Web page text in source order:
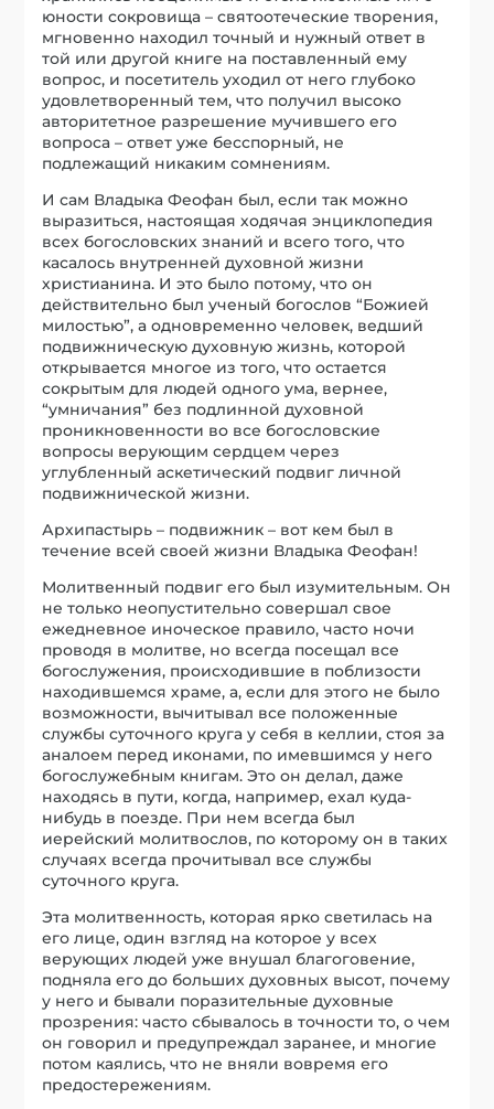
юности сокровища – святоотеческие творения,
мгновенно находил точный и нужный ответ в
той или другой книге на поставленный ему
вопрос, и посетитель уходил от него глубоко
удовлетворенный тем, что получил высоко
авторитетное разрешение мучившего его
вопроса – ответ уже бесспорный, не
подлежащий никаким сомнениям.
И сам Владыка Феофан был, если так можно
выразиться, настоящая ходячая энциклопедия
всех богословских знаний и всего того, что
касалось внутренней духовной жизни
христианина. И это было потому, что он
действительно был ученый богослов “Божией
милостью”, а одновременно человек, ведший
подвижническую духовную жизнь, которой
открывается многое из того, что остается
сокрытым для людей одного ума, вернее,
“умничания” без подлинной духовной
проникновенности во все богословские
вопросы верующим сердцем через
углубленный аскетический подвиг личной
подвижнической жизни.
Архипастырь – подвижник – вот кем был в
течение всей своей жизни Владыка Феофан!
Молитвенный подвиг его был изумительным. Он
не только неопустительно совершал свое
ежедневное иноческое правило, часто ночи
проводя в молитве, но всегда посещал все
богослужения, происходившие в поблизости
находившемся храме, а, если для этого не было
возможности, вычитывал все положенные
службы суточного круга у себя в келлии, стоя за
аналоем перед иконами, по имевшимся у него
богослужебным книгам. Это он делал, даже
находясь в пути, когда, например, ехал куда-
нибудь в поезде. При нем всегда был
иерейский молитвослов, по которому он в таких
случаях всегда прочитывал все службы
суточного круга.
Эта молитвенность, которая ярко светилась на
его лице, один взгляд на которое у всех
верующих людей уже внушал благоговение,
подняла его до больших духовных высот, почему
у него и бывали поразительные духовные
прозрения: часто сбывалось в точности то, о чем
он говорил и предупреждал заранее, и многие
потом каялись, что не вняли вовремя его
предостережениям.